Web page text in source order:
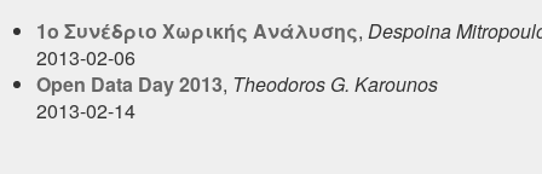
1ο Συνέδριο Χωρικής Ανάλυσης, Despoina
2013-02-06
Open Data Day 2013, Theodoros G. Karounos
2013-02-14